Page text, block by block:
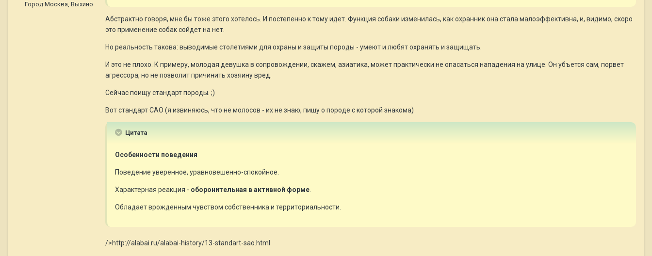
Город:Москва, Выхино
Абстрактно говоря, мне бы тоже этого хотелось. И постепенно к тому идет. Функция собаки изменилась, как охранник она стала малоэффективна, и, видимо, скоро
это применение собак сойдет на нет.
Но реальность такова: выводимые столетиями для охраны и защиты породы - умеют и любят охранять и защищать.
И это не плохо. К примеру, молодая девушка в сопровождении, скажем, азиатика, может практически не опасаться нападения на улице. Он убъется сам, порвет
агрессора, но не позволит причинить хозяину вред.
Сейчас поищу стандарт породы. ;)
Вот стандарт САО (я извиняюсь, что не молосов - их не знаю, пишу о породе с которой знакома)
Цитата
Особенности поведения
Поведение уверенное, уравновешенно-спокойное.
Характерная реакция - оборонительная в активной форме
Обладает врожденным чувством собственника и территориальности.
/>http://alabai.ru/alabai-history/13-standart-sao.html